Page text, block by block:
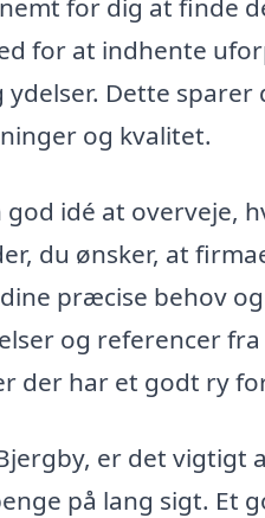
for dig at finde
for at indhente
Dette
og kvalitet.
idé at overveje,
du ønsker, at
præcise behov
og referencer
der har et godt ry
er det vigtigt
på lang sigt. Et